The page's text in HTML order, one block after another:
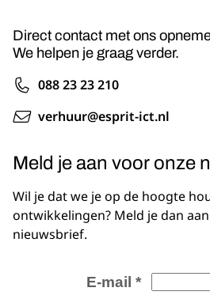
Direct contact met ons
We helpen je graag verder.
088 23 23 210
verhuur@esprit-ict.nl
Meld je aan voor onze
Wil je dat we je op de hoogte
ontwikkelingen? Meld je dan
nieuwsbrief.